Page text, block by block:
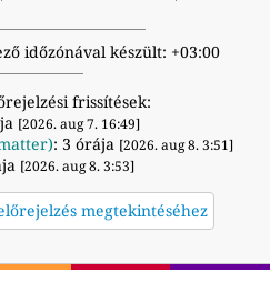
időzónával készült: +03:00
frissítések:
[2026. aug 7. 16:49]
: 3 órája [2026. aug 8. 3:51]
[2026. aug 8. 3:53]
megtekintéséhez